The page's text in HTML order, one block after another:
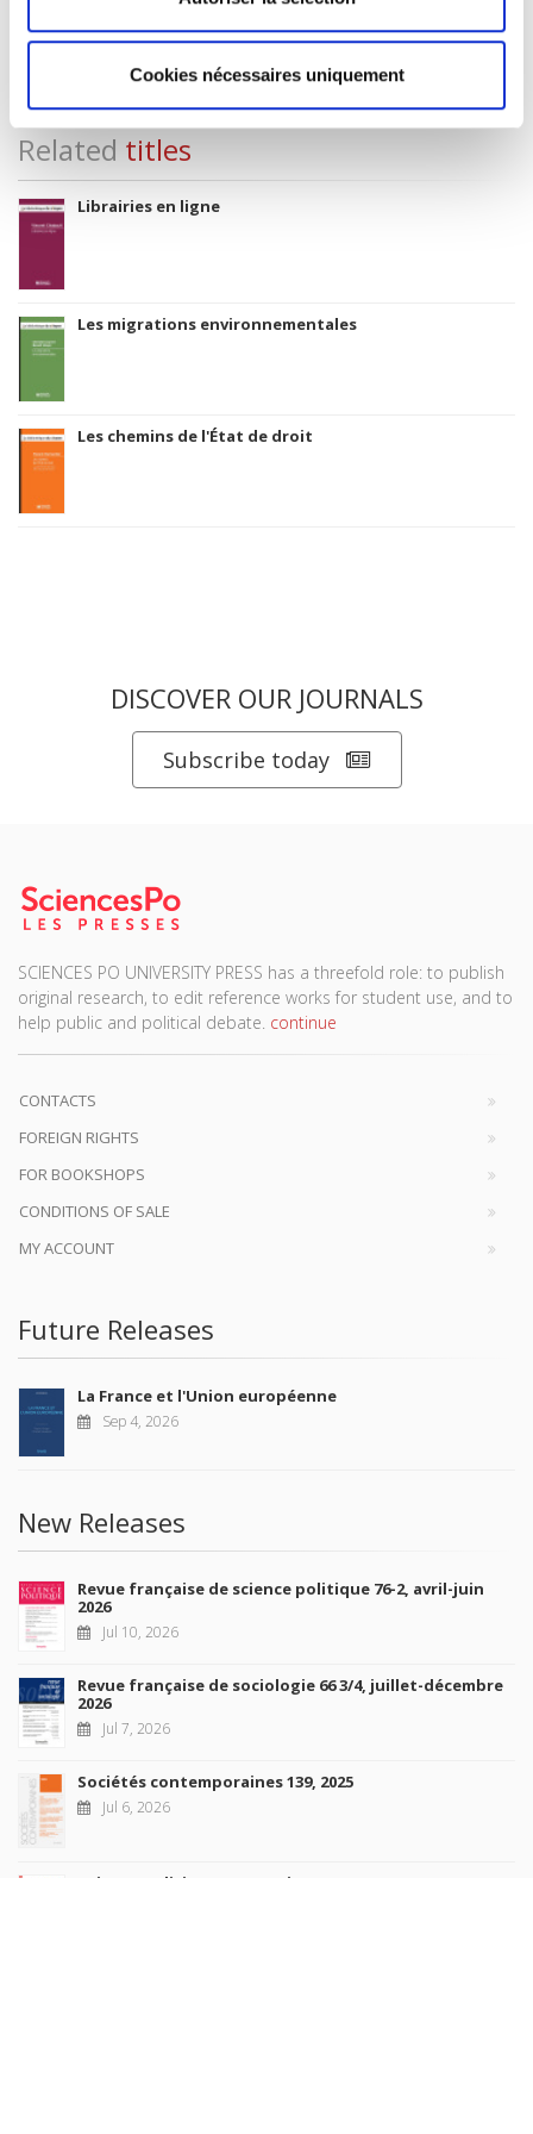
Cookies nécessaires uniquement
Thema subject category: Politics and government
Related titles
Librairies en ligne
Les migrations environnementales
Les chemins de l'État de droit
DISCOVER OUR JOURNALS
Subscribe today
SCIENCES PO UNIVERSITY PRESS has a threefold role: to publish
original research, to edit reference works for student use, and to
help public and political debate. continue
CONTACTS
FOREIGN RIGHTS
FOR BOOKSHOPS
CONDITIONS OF SALE
MY ACCOUNT
Future Releases
La France et l'Union européenne
Sep 4, 2026
New Releases
Revue française de science politique 76-2, avril-juin
2026
Jul 10, 2026
Revue française de sociologie 66 3/4, juillet-décembre
2026
Jul 7, 2026
Sociétés contemporaines 139, 2025
Jul 6, 2026
Raisons politiques 102, mai 2026